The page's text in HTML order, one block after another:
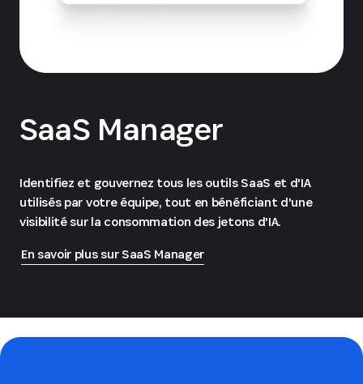
SaaS Manager
Identifiez et gouvernez tous les outils SaaS et d'IA
utilisés par votre équipe, tout en bénéficiant d'une
visibilité sur la consommation des jetons d'IA.
En savoir plus sur SaaS Manager